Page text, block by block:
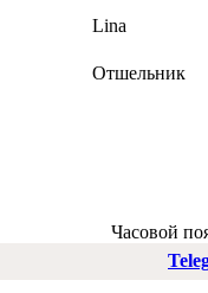
Lina
Отшельник
Часовой